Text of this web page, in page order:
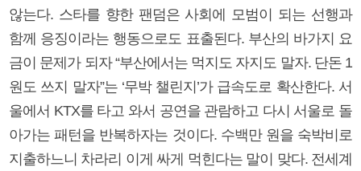
않는다. 스타를 향한 팬덤은 사회에 모범이 되는 선행과
함께 응징이라는 행동으로도 표출된다. 부산의 바가지 요
금이 문제가 되자 “부산에서는 먹지도 자지도 말자. 단돈 1
원도 쓰지 말자”는 ‘무박 챌린지’가 급속도로 확산한다. 서
울에서 KTX를 타고 와서 공연을 관람하고 다시 서울로 돌
아가는 패턴을 반복하자는 것이다. 수백만 원을 숙박비로
지출하느니 차라리 이게 싸게 먹힌다는 말이 맞다. 전세계